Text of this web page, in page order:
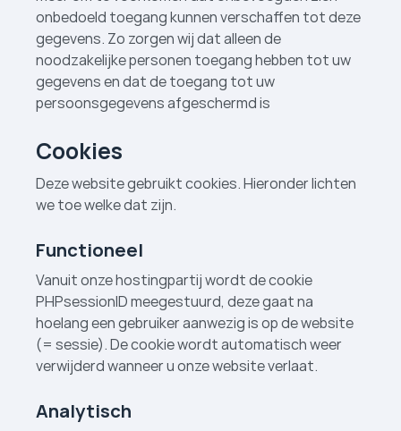
onbedoeld toegang kunnen verschaffen tot deze
gegevens. Zo zorgen wij dat alleen de
noodzakelijke personen toegang hebben tot uw
gegevens en dat de toegang tot uw
persoonsgegevens afgeschermd is
Cookies
Deze website gebruikt cookies. Hieronder lichten
we toe welke dat zijn.
Functioneel
Vanuit onze hostingpartij wordt de cookie
PHPsessionID meegestuurd, deze gaat na
hoelang een gebruiker aanwezig is op de website
(= sessie). De cookie wordt automatisch weer
verwijderd wanneer u onze website verlaat.
Analytisch